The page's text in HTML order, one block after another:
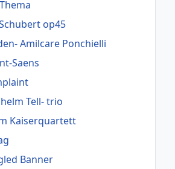
op45
Amilcare Ponchielli
Saens
Tell- trio
Kaiserquartett
Banner